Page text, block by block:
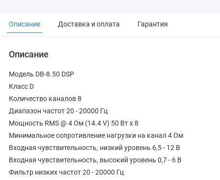
Описание Доставка и оплата Гарантия
Описание
Модель DB-8.50 DSP
Класс D
Количество каналов 8
Диапазон частот 20 - 20000 Гц
Мощность RMS @ 4 Ом (14.4 V) 50 Вт x 8
Минимальное сопротивление нагрузки на канал 4 Ом
Входная чувствительность, низкий уровень 6,5 - 12 В
Входная чувствительность, высокий уровень 0,7 - 6 В
Фильтр низких частот 20 - 20000 Гц